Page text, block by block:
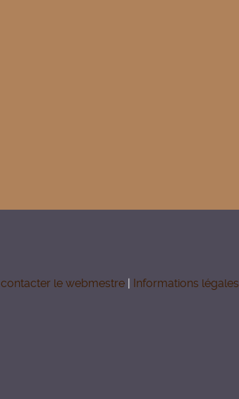
contacter le webmestre | Informations légales